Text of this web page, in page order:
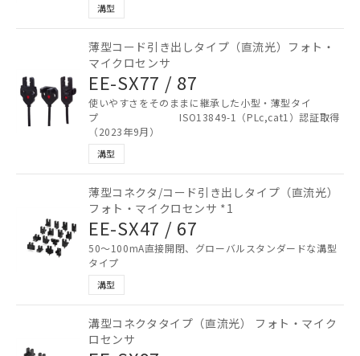
溝型
薄型コード引き出しタイプ（直流光）フォト・
マイクロセンサ
EE-SX77 / 87
使いやすさをそのままに継承した小型・薄型タイ
プ ISO13849-1（PLc,cat1）認証取得
（2023年9月）
溝型
薄型コネクタ/コード引き出しタイプ（直流光）
フォト・マイクロセンサ *1
EE-SX47 / 67
50～100mA直接開閉、グローバルスタンダードな溝型
タイプ
溝型
溝型コネクタタイプ（直流光） フォト・マイク
ロセンサ
ご利用条件
以下の条件をお読みいただき、同意のうえ
ご利用ください。
本サービスは、当社制御機器事業取扱
商品の当社在庫状況および標準価格
(税抜)を提供させていただくもので
す。
当社制御機器事業取扱商品の中には、
本サービスの対象外となる商品もある
ことをご了承ください。
在庫状況および標準価格照会結果は、
記載している更新日時点での社内デー